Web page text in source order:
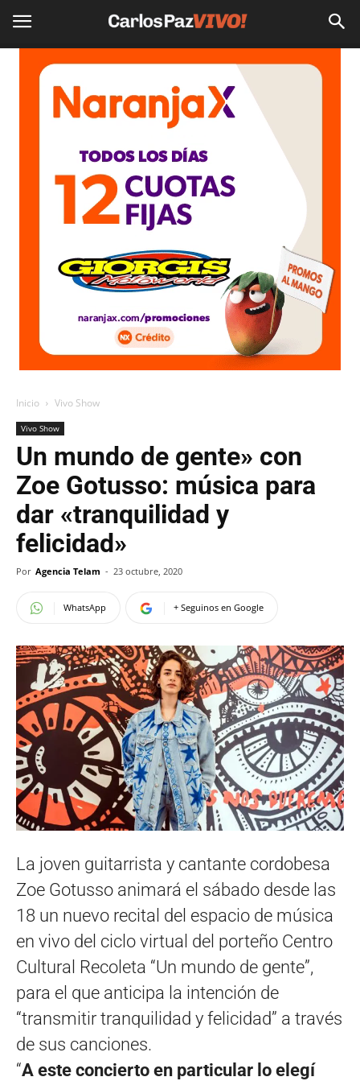
Inicio Vivo Show
Vivo Show
Un mundo de gente» con
Zoe Gotusso: música para
dar «tranquilidad y
felicidad»
Por Agencia Telam - 23 octubre, 2020
WhatsApp + Seguinos en Google
La joven guitarrista y cantante cordobesa
Zoe Gotusso animará el sábado desde las
18 un nuevo recital del espacio de música
en vivo del ciclo virtual del porteño Centro
Cultural Recoleta “Un mundo de gente”,
para el que anticipa la intención de
“transmitir tranquilidad y felicidad” a través
de sus canciones.
“A este concierto en particular lo elegí